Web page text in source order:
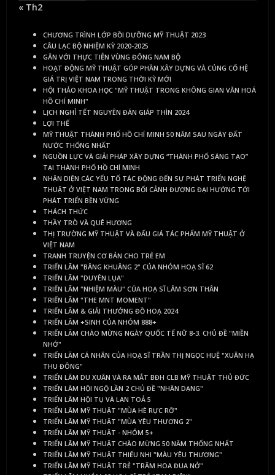
« Th2
CHƯƠNG TRÌNH LỚP BỒI DƯỠNG MỸ THUẬT 2023
CÂU LẠC BỘ NHIỆM KỲ 2020-2025
GẮN VỚI THỰC TIỄN VÙNG ĐÔNG NAM BỘ
HOẠT ĐỘNG MỸ THUẬT GÓP PHẦN XÂY DỰNG VÀ CỦNG CỐ HỆ
GIÁ TRỊ VIỆT NAM TRONG THỜI KỲ MỚI
HỘI THẢO KHOA HỌC "MỸ THUẬT TRONG KHÔNG GIAN VĂN HOÁ
HỒ CHÍ MINH"
LỊCH NGHỈ TẾT NGUYÊN ĐÁN GIÁP THÌN 2024
LỢI THẾ
MỸ THUẬT THÀNH PHỐ HỒ CHÍ MINH 50 NĂM SAU NGÀY ĐẤT
NƯỚC THỐNG NHẤT
NGUỒN LỰC VÀ GIẢI PHÁP XÂY DỰNG “THÀNH PHỐ SÁNG TẠO”
TẠI THÀNH PHỐ HỒ CHÍ MINH
NHẬN DIỆN CÁC YẾU TỐ TÁC ĐỘNG ĐẾN SỰ PHÁT TRIỂN NGHỆ
THUẬT Ở VIỆT NAM TRONG BỐI CẢNH ĐƯƠNG ĐẠI HƯỚNG TỚI
PHÁT TRIỂN BỀN VỮNG
THÁCH THỨC
THẦY TRÒ VÀ QUÊ HƯƠNG
THỊ TRƯỜNG MỸ THUẬT VÀ ĐẤU GIÁ TÁC PHẨM MỸ THUẬT Ở
VIỆT NAM
TRANH TRUYỆN CƠ BẢN CHO TRẺ EM
TRIỂN LÃM "BÂNG KHUÂNG 2" CỦA NHÓM HOẠ SĨ 62
TRIỂN LÃM "DUYÊN LỤA"
TRIỂN LÃM "NHIỆM MÀU" CỦA HOẠ SĨ LÂM SƠN THÂN
TRIỂN LÃM "THE MNT MOMENT"
TRIỂN LÃM & GIẢI THƯỞNG ĐỒ HOẠ 2024
TRIỂN LÃM +SINH CỦA NHÓM 888+
TRIỂN LÃM CHÀO MỪNG NGÀY QUỐC TẾ NỮ 8-3. CHỦ ĐỀ "MIỀN
NHỚ"
TRIỂN LÃM CÁ NHÂN CỦA HOẠ SĨ TRẦN THỊ NGỌC HUỆ "XUÂN HẠ
THU ĐÔNG"
TRIỂN LÃM DU XUÂN VÀ RA MẮT BĐH CLB MỸ THUẬT THỦ ĐỨC
TRIỂN LÃM HỘI NGỘ LẦN 2 CHỦ ĐỀ "NHÂN DẠNG"
TRIỂN LÃM HỘI TỤ VÀ LAN TOẢ 5
TRIỂN LÃM MỸ THUẬT "MÙA HÈ RỰC RỠ"
TRIỂN LÃM MỸ THUẬT "MÙA YÊU THƯƠNG 2"
TRIỂN LÃM MỸ THUẬT - NHÓM 5+
TRIỂN LÃM MỸ THUẬT CHÀO MỪNG 50 NĂM THỐNG NHẤT
TRIỂN LÃM MỸ THUẬT THIẾU NHI "MÀU YÊU THƯƠNG"
TRIỂN LÃM MỸ THUẬT TRẺ "TRĂM HOA ĐUA NỞ"